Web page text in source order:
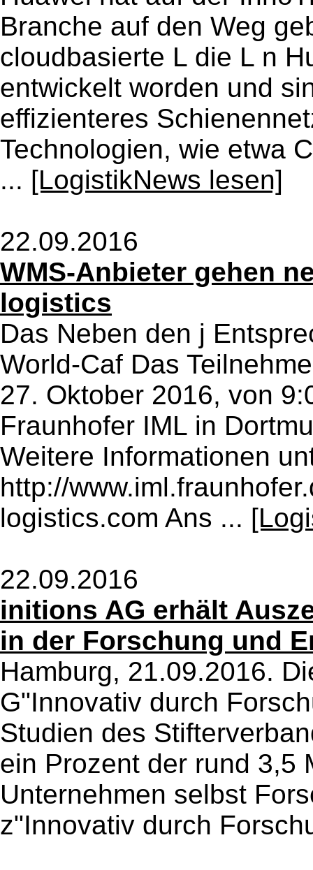
Branche auf den Weg
cloudbasierte L die L n
entwickelt worden und
effizienteres
Technologien, wie etwa
... [LogistikNews lesen]
22.09.2016
WMS-Anbieter gehen
logistics
Das Neben den j
World-Caf Das
27. Oktober 2016, von
Fraunhofer IML in
Weitere Informationen
http://
logistics.com Ans ...
22.09.2016
initions AG erhält
in der Forschung und
Hamburg, 21.09.2016.
G"Innovativ durch
Studien des
ein Prozent der rund 3,5
Unternehmen selbst
z"Innovativ durch